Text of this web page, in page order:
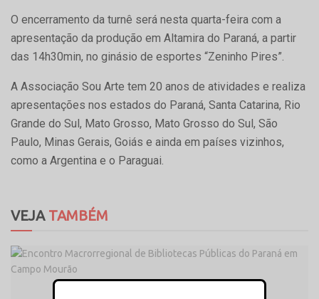
O encerramento da turnê será nesta quarta-feira com a
apresentação da produção em Altamira do Paraná, a partir
das 14h30min, no ginásio de esportes “Zeninho Pires”.
A Associação Sou Arte tem 20 anos de atividades e realiza
apresentações nos estados do Paraná, Santa Catarina, Rio
Grande do Sul, Mato Grosso, Mato Grosso do Sul, São
Paulo, Minas Gerais, Goiás e ainda em países vizinhos,
como a Argentina e o Paraguai.
VEJATAMBÉM